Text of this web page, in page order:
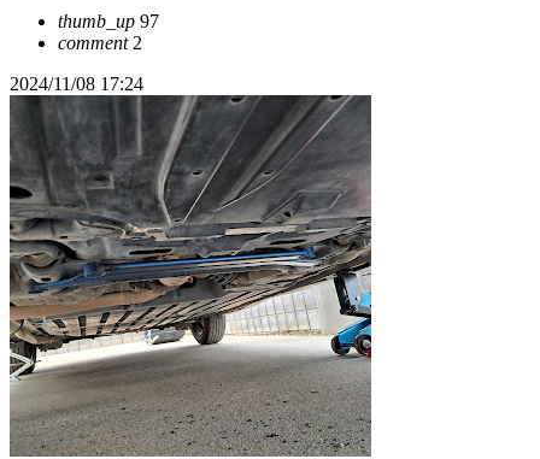
thumb_up 97
comment2
2024/11/08 17:24